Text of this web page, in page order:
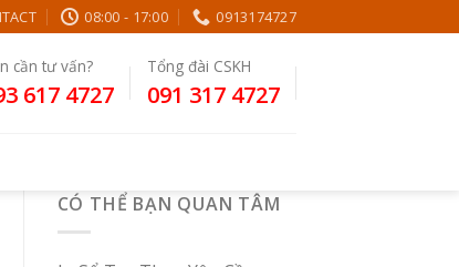
08:00 - 17:00 0913174727
cần tư vấn?
617 4727
Tổng đài CSKH
091 317 4727
CÓ THỂ BẠN QUAN TÂM